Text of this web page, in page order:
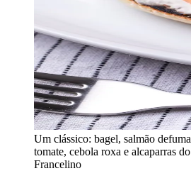
Um clássico: bagel, salmão
tomate, cebola roxa e alcaparras
Francelino